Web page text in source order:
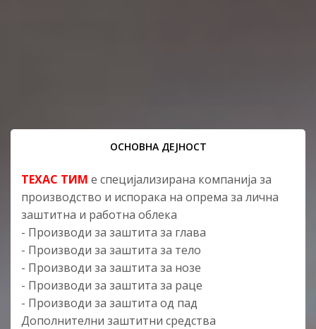
ОСНОВНА ДЕЈНОСТ
ТЕХАС ТИМ е специјализирана компанија за
производство и испорака на опрема за лична
заштитна и работна облека
- Производи за заштита за глава
- Производи за заштита за тело
- Производи за заштита за нозе
- Производи за заштита за раце
- Производи за заштита од пад
Дополнителни заштитни средства